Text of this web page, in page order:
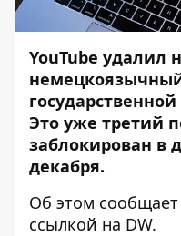
YouTube удалил
Это уже третий
заблокирован в
декабря.
Об этом сообщает
ссылкой на DW.